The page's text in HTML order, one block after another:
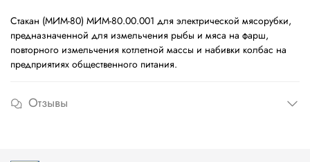
Стакан (МИМ-80) МИМ-80.00.001 для электрической мясорубки,
предназначенной для измельчения рыбы и мяса на фарш,
повторного измельчения котлетной массы и набивки колбас на
предприятиях общественного питания.
Отзывы